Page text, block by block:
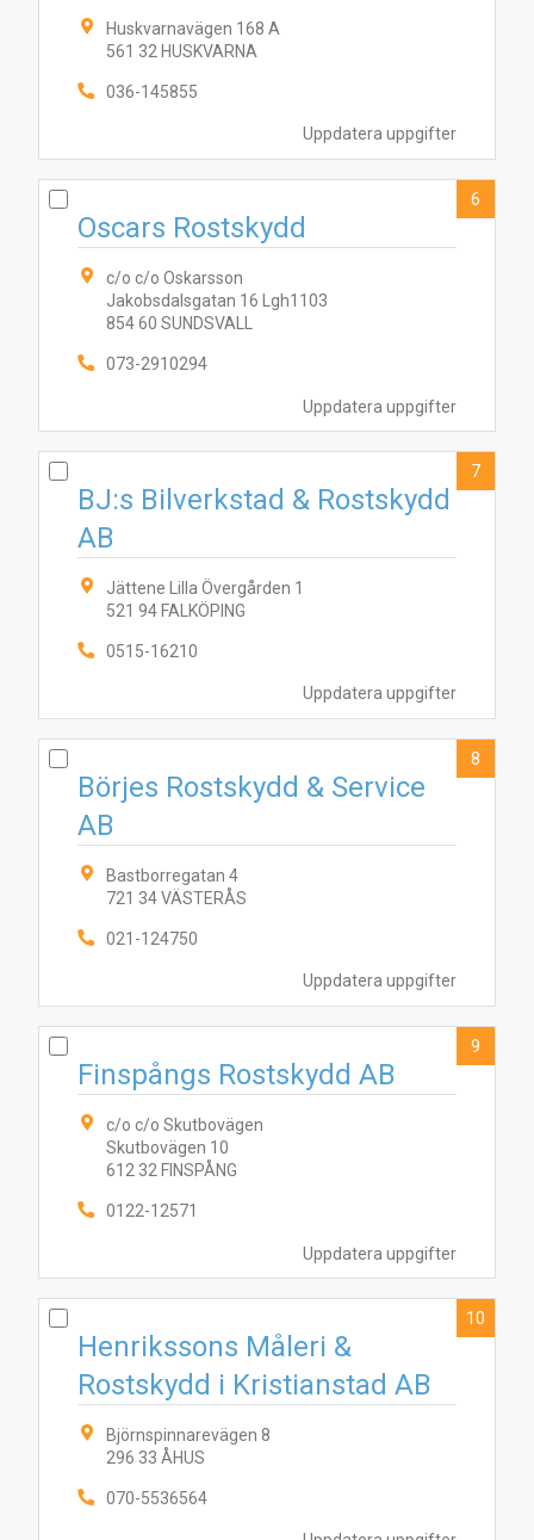
Uppdatera uppgifter
Huskvarnavägen 168 A
561 32 HUSKVARNA
036-145855
Uppdatera uppgifter
Oscars Rostskydd
c/o c/o Oskarsson
Jakobsdalsgatan 16 Lgh1103
854 60 SUNDSVALL
073-2910294
6
Uppdatera uppgifter
BJ:s Bilverkstad & Rostskydd
AB
Jättene Lilla Övergården 1
521 94 FALKÖPING
0515-16210
7
Uppdatera uppgifter
Börjes Rostskydd & Service
AB
Bastborregatan 4
721 34 VÄSTERÅS
021-124750
8
Uppdatera uppgifter
Finspångs Rostskydd AB
c/o c/o Skutbovägen
Skutbovägen 10
612 32 FINSPÅNG
0122-12571
9
Henrikssons Måleri &
Rostskydd i Kristianstad AB
Björnspinnarevägen 8
296 33 ÅHUS
070-5536564
10